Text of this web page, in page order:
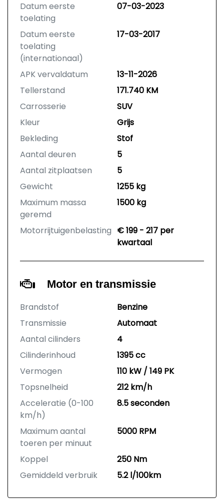
Datum eerste
toelating
07-03-2023
Datum eerste
toelating
(internationaal)
17-03-2017
APK vervaldatum
13-11-2026
Tellerstand
171.740 KM
Carrosserie
SUV
Kleur
Grijs
Bekleding
Stof
Aantal deuren
5
Aantal zitplaatsen
5
Gewicht
1255 kg
Maximum massa
geremd
1500 kg
Motorrijtuigenbelasting € 199 - 217 per
kwartaal
Motor en transmissie
Brandstof
Benzine
Transmissie
Automaat
Aantal cilinders
4
Cilinderinhoud
1395 cc
Vermogen
110 kW / 149 PK
Topsnelheid
212 km/h
Acceleratie (0-100
km/h)
8.5 seconden
Maximum aantal
toeren per minuut
5000 RPM
Koppel
250 Nm
Gemiddeld verbruik
5.2 l/100km